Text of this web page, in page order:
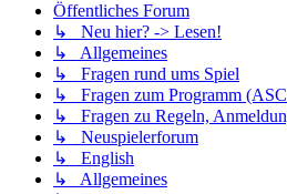
Öffentliches Forum
↳ Neu hier? -> Lesen!
↳ Allgemeines
↳ Fragen rund ums Spiel
↳ Fragen zum Programm
↳ Fragen zu Regeln,
↳ Neuspielerforum
↳ English
↳ Allgemeines